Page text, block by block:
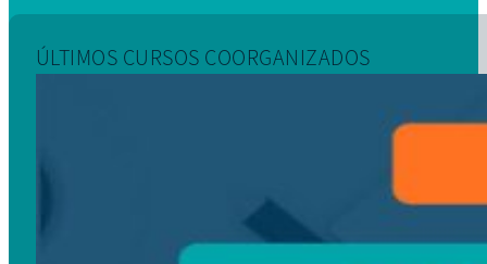
ÚLTIMOS CURSOS COORGANIZADOS